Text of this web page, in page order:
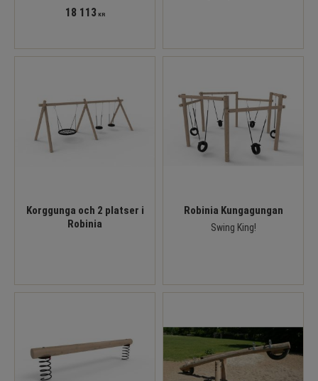
18 113 KR
Korggunga och 2 platser i
Robinia
Robinia Kungagungan
Swing King!